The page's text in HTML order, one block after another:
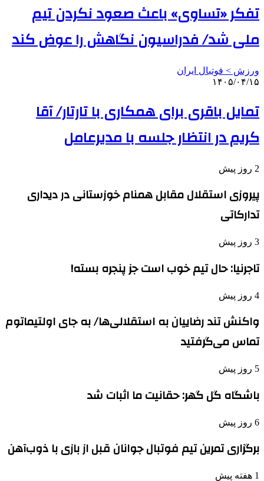
تفکر «تساوی» باعث صعود نکردن تیم
ملی شد/ فدراسیون نگاهش را عوض کند
ورزش > فوتبال ایران
۱۴۰۵/۰۴/۱۵
تمایل باقری برای همکاری با تارتار/ آقا
کریم در انتظار جلسه با مدیرعامل
2 روز پیش
پیروزی استقلال مقابل همنام خوزستانی در دیداری
تدارکاتی
3 روز پیش
تاجرنیا: حال تیم خوب است جز پنجره بسته!
4 روز پیش
واکنش تند رضاییان به استقلالی‌ها/ به جای اولتیماتوم
تماس می‌گرفتید
5 روز پیش
باشگاه گل گهر: حقانیت ما اثبات شد
6 روز پیش
برگزاری تمرین تیم فوتبال جوانان قبل از بازی با ذوب‌آهن
1 هفته پیش